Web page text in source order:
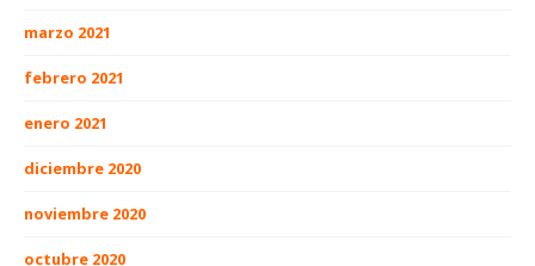
marzo 2021
febrero 2021
enero 2021
diciembre 2020
noviembre 2020
octubre 2020